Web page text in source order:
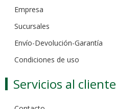
Empresa
Sucursales
Envío-Devolución-Garantía
Condiciones de uso
Servicios al cliente